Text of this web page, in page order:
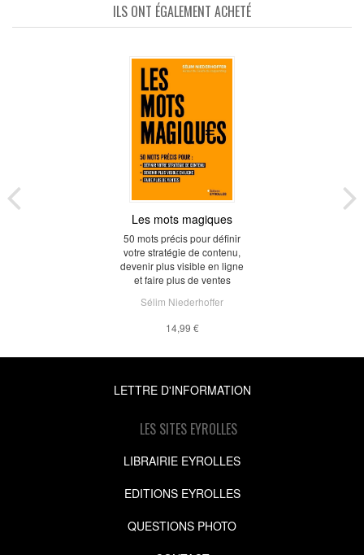
ILS ONT ÉGALEMENT ACHETÉ
Les mots magiques
50 mots précis pour définir
votre stratégie de contenu,
devenir plus visible en ligne
et faire plus de ventes
Sélim Niederhoffer
14,99 €
LETTRE D'INFORMATION
LES SITES EYROLLES
LIBRAIRIE EYROLLES
EDITIONS EYROLLES
QUESTIONS PHOTO